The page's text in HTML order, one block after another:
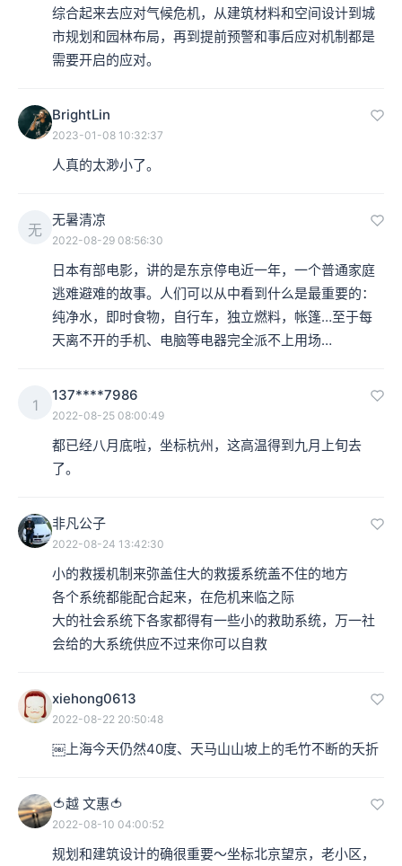
综合起来去应对气候危机，从建筑材料和空间设计到城
市规划和园林布局，再到提前预警和事后应对机制都是
需要开启的应对。
BrightLin
2023-01-08 10:32:37
人真的太渺小了。
无
无暑清凉
2022-08-29 08:56:30
日本有部电影，讲的是东京停电近一年，一个普通家庭
逃难避难的故事。人们可以从中看到什么是最重要的：
纯净水，即时食物，自行车，独立燃料，帐篷…至于每
天离不开的手机、电脑等电器完全派不上用场…
1
137****7986
2022-08-25 08:00:49
都已经八月底啦，坐标杭州，这高温得到九月上旬去
了。
非凡公子
2022-08-24 13:42:30
小的救援机制来弥盖住大的救援系统盖不住的地方
各个系统都能配合起来，在危机来临之际
大的社会系统下各家都得有一些小的救助系统，万一社
会给的大系统供应不过来你可以自救
xiehong0613
2022-08-22 20:50:48
￼上海今天仍然40度、天马山山坡上的毛竹不断的夭折
🍅越 文惠🍅
2022-08-10 04:00:52
规划和建筑设计的确很重要～坐标北京望京，老小区，